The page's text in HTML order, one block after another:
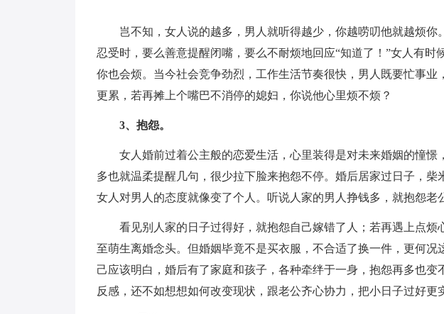
岂不知，女人说的越多，男人就听得越少，你越唠叨他就越烦你
忍受时，要么善意提醒闭嘴，要么不耐烦地回应“知道了！”女人有时
你也会烦。当今社会竞争劲烈，工作生活节奏很快，男人既要忙事业
更累，若再摊上个嘴巴不消停的媳妇，你说他心里烦不烦？
3、抱怨。
女人婚前过着公主般的恋爱生活，心里装得是对未来婚姻的憧憬
多也就温柔提醒几句，很少拉下脸来抱怨不停。婚后居家过日子，柴
女人对男人的态度就像变了个人。听说人家的男人挣钱多，就抱怨老
看见别人家的日子过得好，就抱怨自己嫁错了人；若再遇上点烦
至萌生离婚念头。但婚姻毕竟不是买衣服，不合适了换一件，更何况
己应该明白，婚后有了家庭和孩子，各种牵绊于一身，抱怨再多也变
反感，还不如想想如何改变现状，跟老公齐心协力，把小日子过好更